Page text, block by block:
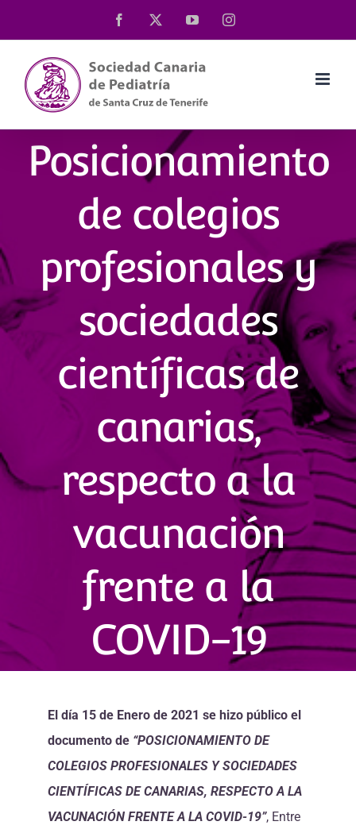
al
contenido
Facebook YouTubeInstagram
Posicionamiento
de colegios
profesionales y
sociedades
científicas de
canarias,
respecto a la
vacunación
frente a la
COVID-19
El día 15 de Enero de 2021 se hizo público el
documento de “POSICIONAMIENTO DE
COLEGIOS PROFESIONALES Y SOCIEDADES
CIENTÍFICAS DE CANARIAS, RESPECTO A LA
VACUNACIÓN FRENTE A LA COVID-19”, Entre